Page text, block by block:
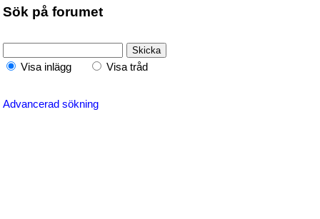
Sök på forumet
Visa inlägg Visa tråd
Advancerad sökning